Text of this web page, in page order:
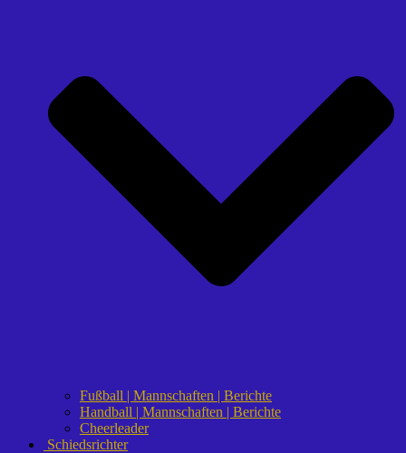
Fußball | Mannschaften | Berichte
Handball | Mannschaften | Berichte
Cheerleader
Schiedsrichter